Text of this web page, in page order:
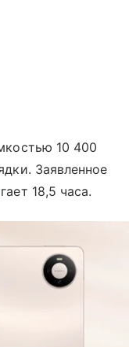
10 400
Заявленное
18,5 часа.